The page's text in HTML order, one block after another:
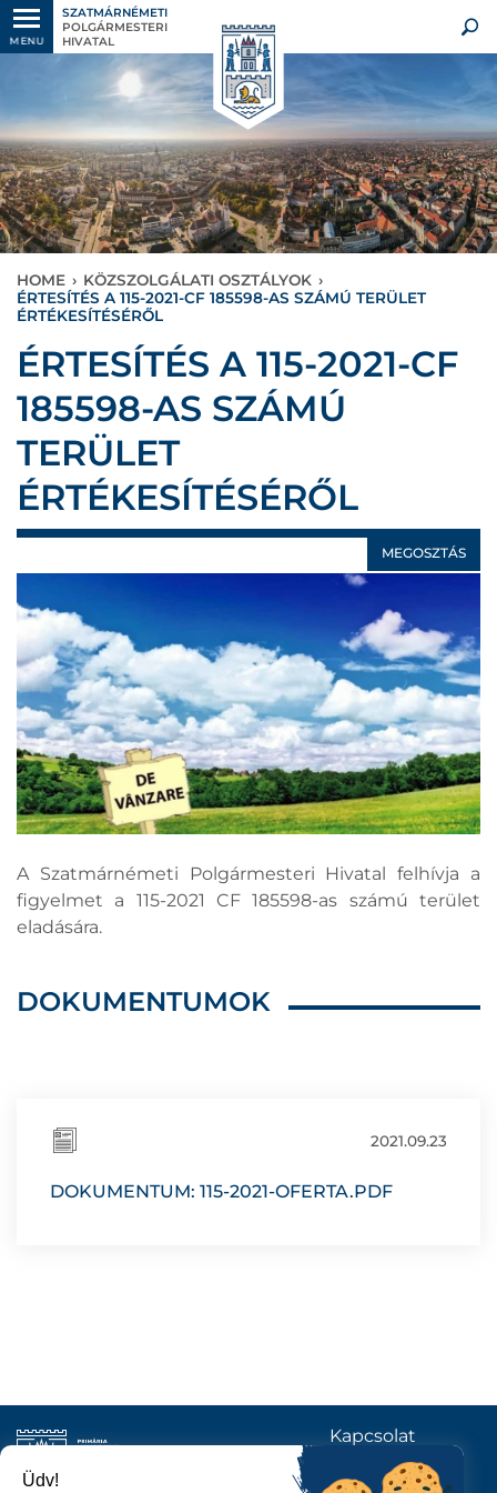
MENU
SZATMÁRNÉMETI
POLGÁRMESTERI
HIVATAL
HOME › KÖZSZOLGÁLATI OSZTÁLYOK ›
ÉRTESÍTÉS A 115-2021-CF 185598-AS SZÁMÚ TERÜLET
ÉRTÉKESÍTÉSÉRŐL
ÉRTESÍTÉS A 115-2021-CF
185598-AS SZÁMÚ
TERÜLET
ÉRTÉKESÍTÉSÉRŐL
MEGOSZTÁS
A Szatmárnémeti Polgármesteri Hivatal felhívja a
figyelmet a 115-2021 CF 185598-as számú terület
eladására.
DOKUMENTUMOK
2021.09.23
DOKUMENTUM: 115-2021-OFERTA.PDF
Kapcsolat
KÖVESSENEK
Üdv!